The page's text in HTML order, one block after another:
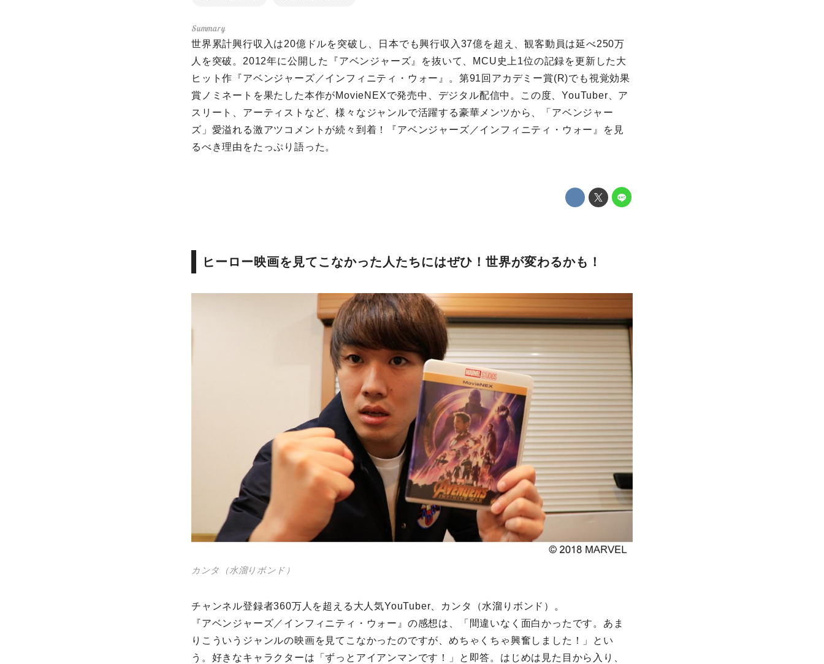
世界累計興行収入は20億ドルを突破し、日本でも興行収入37億を超え、観客動員は延べ250万
人を突破。2012年に公開した『アベンジャーズ』を抜いて、MCU史上1位の記録を更新した大
ヒット作『アベンジャーズ／インフィニティ・ウォー』。第91回アカデミー賞(R)でも視覚効果
賞ノミネートを果たした本作がMovieNEXで発売中、デジタル配信中。この度、YouTuber、ア
スリート、アーティストなど、様々なジャンルで活躍する豪華メンツから、「アベンジャー
ズ」愛溢れる激アツコメントが続々到着！『アベンジャーズ／インフィニティ・ウォー』を見
るべき理由をたっぷり語った。
ヒーロー映画を見てこなかった人たちにはぜひ！世界が変わるかも！
カンタ（水溜りボンド）
チャンネル登録者360万人を超える大人気YouTuber、カンタ（水溜りボンド）。
『アベンジャーズ／インフィニティ・ウォー』の感想は、「間違いなく面白かったです。あま
りこういうジャンルの映画を見てこなかったのですが、めちゃくちゃ興奮しました！」とい
う。好きなキャラクターは「ずっとアイアンマンです！」と即答。はじめは見た目から入り、